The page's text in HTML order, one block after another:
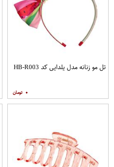
تل مو زنانه مدل یلدایی کد HB-R003
۰